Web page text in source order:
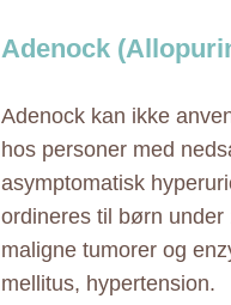
Adenock
Adenock kan ikke
hos personer med
asymptomatisk
ordineres til børn
maligne tumorer og
mellitus, hypertension.